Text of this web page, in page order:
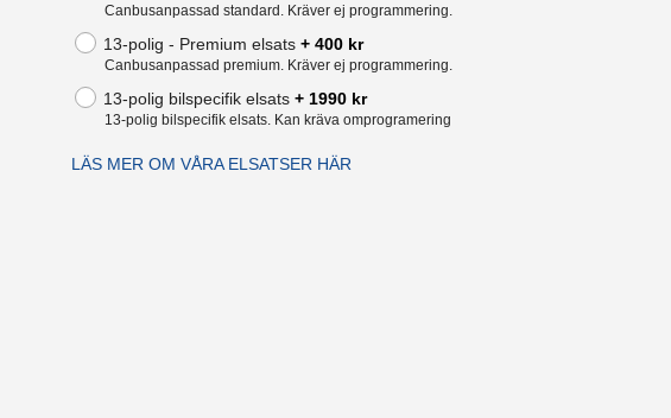
Canbusanpassad standard. Kräver ej programmering.
13-polig - Premium elsats + 400 kr
Canbusanpassad premium. Kräver ej programmering.
13-polig bilspecifik elsats + 1990 kr
13-polig bilspecifik elsats. Kan kräva omprogramering
LÄS MER OM VÅRA ELSATSER HÄR